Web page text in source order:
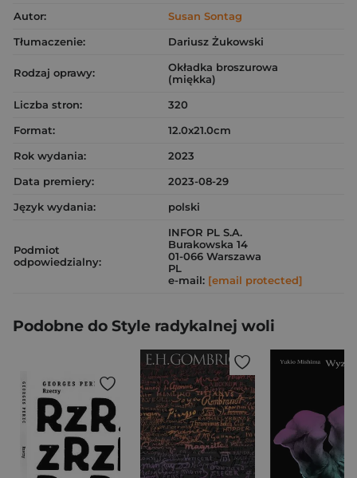
Autor:
Susan Sontag
Tłumaczenie:
Dariusz Żukowski
Rodzaj oprawy:
Okładka broszurowa
(miękka)
Liczba stron:
320
Format:
12.0x21.0cm
Rok wydania:
2023
Data premiery:
2023-08-29
Język wydania:
polski
Podmiot
odpowiedzialny:
INFOR PL S.A.
Burakowska 14
01-066 Warszawa
PL
e-mail: [email protected]
Podobne do Style radykalnej woli